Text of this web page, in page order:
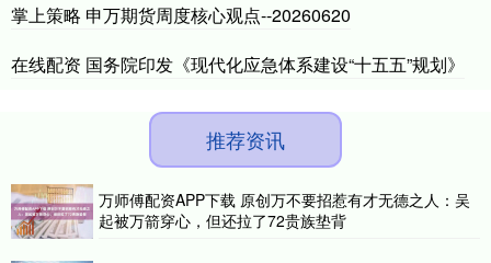
掌上策略 申万期货周度核心观点--20260620
在线配资 国务院印发《现代化应急体系建设“十五五”规划》
推荐资讯
万师傅配资APP下载 原创万不要招惹有才无德之人：吴
起被万箭穿心，但还拉了72贵族垫背